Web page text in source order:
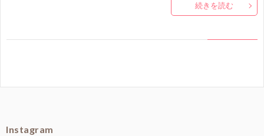
続きを読む
Instagram